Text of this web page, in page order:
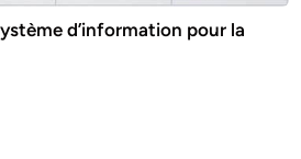
d’information pour la